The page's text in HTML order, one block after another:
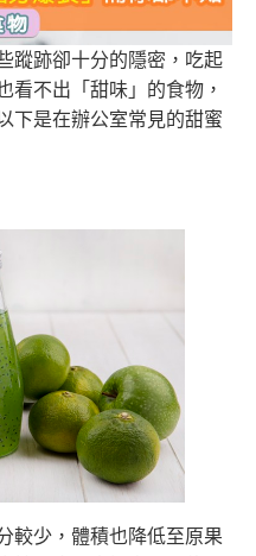
蹤跡卻十分的隱密，吃起
看不出「甜味」的食物，
下是在辦公室常見的甜蜜
較少，體積也降低至原果